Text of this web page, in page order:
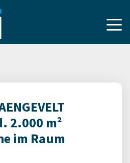
2.000 m²
im Raum